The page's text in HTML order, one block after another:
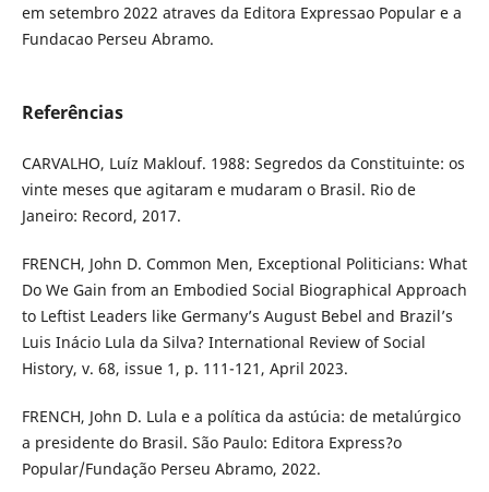
em setembro 2022 atraves da Editora Expressao Popular e a
Fundacao Perseu Abramo.
Referências
CARVALHO, Luíz Maklouf. 1988: Segredos da Constituinte: os
vinte meses que agitaram e mudaram o Brasil. Rio de
Janeiro: Record, 2017.
FRENCH, John D. Common Men, Exceptional Politicians: What
Do We Gain from an Embodied Social Biographical Approach
to Leftist Leaders like Germany’s August Bebel and Brazil’s
Luis Inácio Lula da Silva? International Review of Social
History, v. 68, issue 1, p. 111-121, April 2023.
FRENCH, John D. Lula e a política da astúcia: de metalúrgico
a presidente do Brasil. São Paulo: Editora Express?o
Popular/Fundação Perseu Abramo, 2022.